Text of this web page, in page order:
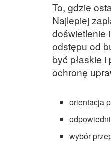
To, gdzie
Najlepiej
doświetlenie
odstępu od
być płaskie
ochronę
orientacja
wybór